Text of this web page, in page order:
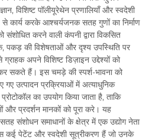
विशिष्ट पॉलीयूरेथेन प्रणालियाँ और स्वदेशी
कार्य करके आश्चर्यजनक सतह गुणों का निर्माण
करने वाली कंपनी द्वारा विकसित
पकड़ की विशेषताओं और दृश्य उपस्थिति पर
अपने विशिष्ट डिज़ाइन उद्देश्यों को
सकते हैं। इस चमड़े की स्पर्श-भावना को
गए उत्पादन प्रक्रियाओं में अत्याधुनिक
का उपयोग किया जाता है, ताकि
और प्रदर्शन मानकों को पूरा करे। यह
संशोधन समाधानों के क्षेत्र में एक उद्योग नेता
कई पेटेंट और स्वदेशी सूत्रीकरण हैं जो उनके